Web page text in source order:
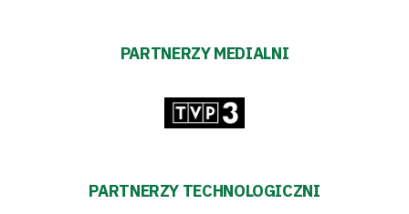
PARTNERZY MEDIALNI
PARTNERZY TECHNOLOGICZNI